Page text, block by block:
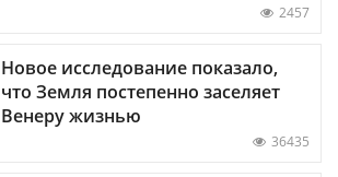
2457
Новое исследование показало,
что Земля постепенно заселяет
Венеру жизнью
36435